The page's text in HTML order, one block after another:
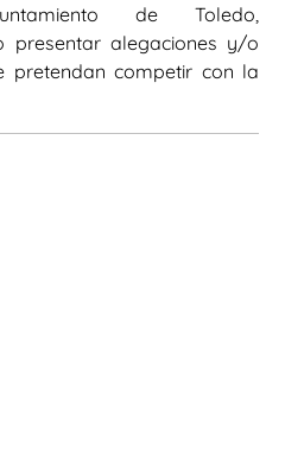
de Toledo,
presentar alegaciones y/o
pretendan competir con la